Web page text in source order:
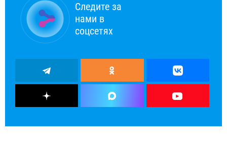
Следите за
нами в
соцсетях